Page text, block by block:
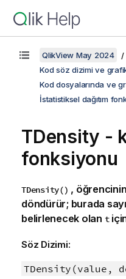
QlikView May 2024
Kod söz dizimi ve
Kod dosyalarında ve
İstatistiksel dağıtım
TDensity -
fonksiyonu
TDensity() , öğrencinin
döndürür; burada
belirlenecek olan t
Söz Dizimi:
TDensity(value,